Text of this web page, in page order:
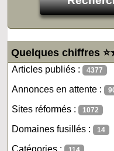
Quelques chiffres
Articles publiés : 4377
Annonces en attente :
Sites réformés : 1072
Domaines fusillés : 14
Catégories :